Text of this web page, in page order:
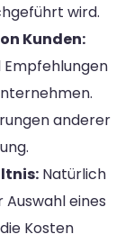
wird.
Kunden:
anderer
Natürlich
eines
Kosten